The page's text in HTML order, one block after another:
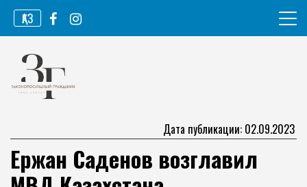
Перейти
содержимому
ҚАЗ
Законопослушный гражданин
Дата публикации: 02.09.2023
Ержан Саденов возглавил